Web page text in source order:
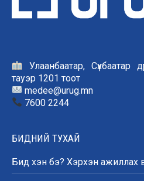
Улаанбаатар, Сүхбаатар
тауэр 1201 тоот
medee@urug.mn
7600 2244
БИДНИЙ ТУХАЙ
Бид хэн бэ? Хэрхэн ажиллах